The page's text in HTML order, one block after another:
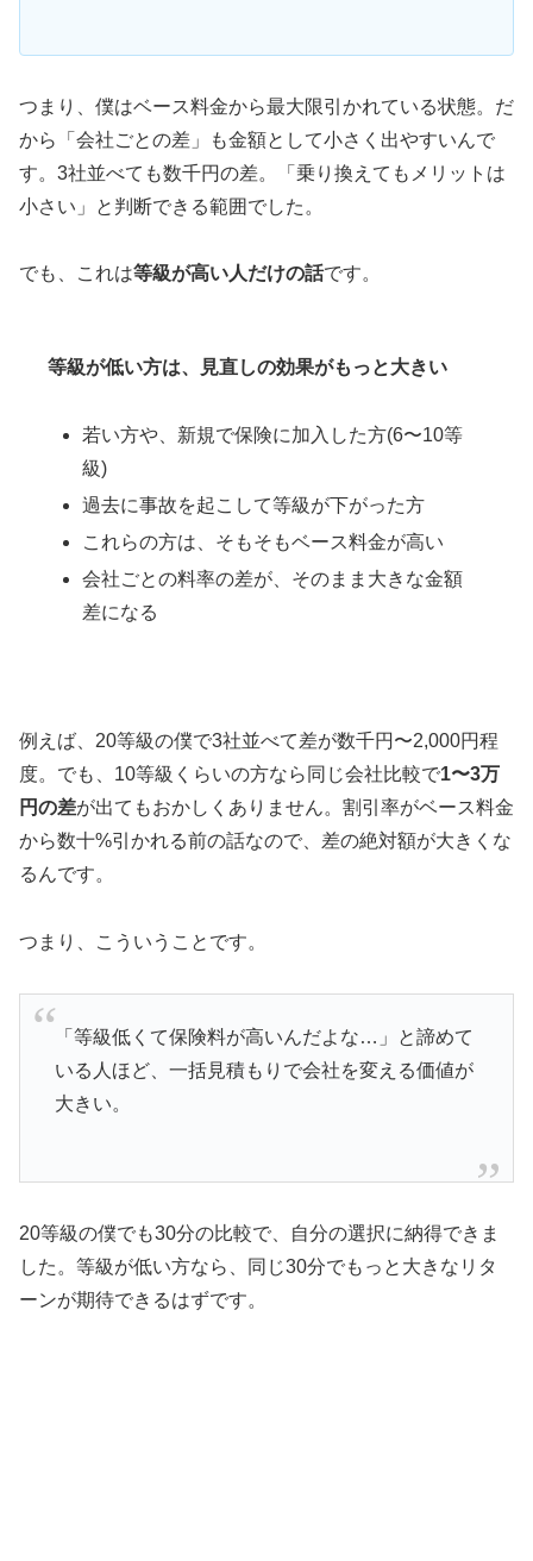
つまり、僕はベース料金から最大限引かれている状態。だ
から「会社ごとの差」も金額として小さく出やすいんで
す。3社並べても数千円の差。「乗り換えてもメリットは
小さい」と判断できる範囲でした。
でも、これは等級が高い人だけの話です。
等級が低い方は、見直しの効果がもっと大きい
若い方や、新規で保険に加入した方(6〜10等
級)
過去に事故を起こして等級が下がった方
これらの方は、そもそもベース料金が高い
会社ごとの料率の差が、そのまま大きな金額
差になる
例えば、20等級の僕で3社並べて差が数千円〜2,000円程
度。でも、10等級くらいの方なら同じ会社比較で1〜3万
円の差が出てもおかしくありません。割引率がベース料金
から数十%引かれる前の話なので、差の絶対額が大きくな
るんです。
つまり、こういうことです。
「等級低くて保険料が高いんだよな…」と諦めて
いる人ほど、一括見積もりで会社を変える価値が
大きい。
20等級の僕でも30分の比較で、自分の選択に納得できま
した。等級が低い方なら、同じ30分でもっと大きなリタ
ーンが期待できるはずです。